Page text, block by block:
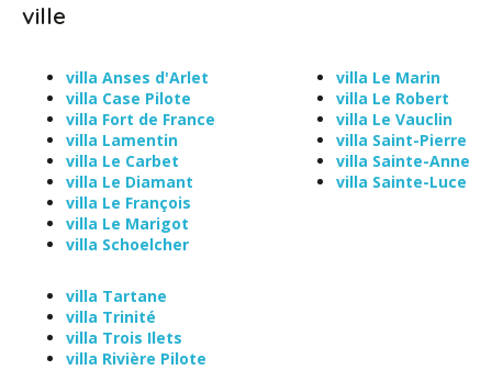
ville
villa Anses d'Arlet
villa Case Pilote
villa Fort de France
villa Lamentin
villa Le Carbet
villa Le Diamant
villa Le François
villa Le Marigot
villa Schoelcher
villa Le Marin
villa Le Robert
villa Le Vauclin
villa Saint-Pierre
villa Sainte-Anne
villa Sainte-Luce
villa Tartane
villa Trinité
villa Trois Ilets
villa Rivière Pilote